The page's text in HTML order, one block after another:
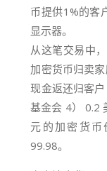
币提供1%的客
显示器。
从这笔交易中
加密货币归卖
现金返还归客户
基金会 4）
0.2
元的加密货币
99.98。